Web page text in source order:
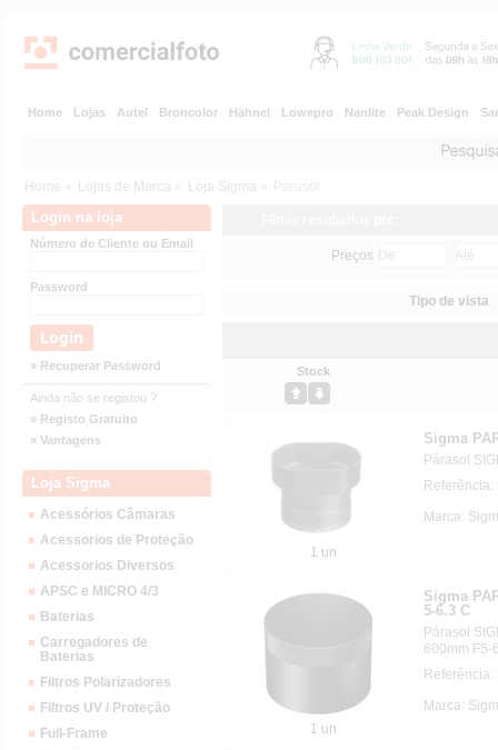
Home Lojas Autel Broncolor Hähnel Lowepro Nanlite Peak Design
Home » Lojas de Marca » Loja Sigma » Parasol
Login na loja
Número de Cliente ou Email
Password
» Recuperar Password
Ainda não se registou ?
» Registo Gratuito
» Vantagens
Loja Sigma
Acessórios Câmaras
Acessorios de Proteção
Acessorios Diversos
APSC e MICRO 4/3
Baterias
Carregadores de
Baterias
Filtros Polarizadores
Filtros UV / Proteção
Full-Frame
Preços
Tipo de vista
Stock
1 un
Sigma
Párasol
Referência:
Marca:
1 un
Sigma
5-6.3 C
Párasol
600mm F5-
Referência:
Marca: